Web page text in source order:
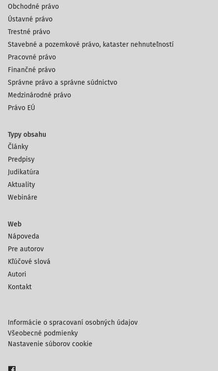
Obchodné právo
Ústavné právo
Trestné právo
Stavebné a pozemkové právo, kataster nehnuteľností
Pracovné právo
Finančné právo
Správne právo a správne súdnictvo
Medzinárodné právo
Právo EÚ
Typy obsahu
Články
Predpisy
Judikatúra
Aktuality
Webináre
Web
Nápoveda
Pre autorov
Kľúčové slová
Autori
Kontakt
Informácie o spracovaní osobných údajov
Všeobecné podmienky
Nastavenie súborov cookie